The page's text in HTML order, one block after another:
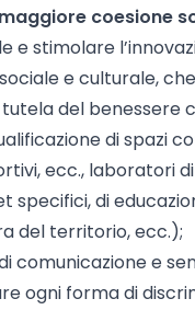
maggiore coesione
e stimolare
e culturale,
del benessere
di spazi
ecc., laboratori
specifici, di
del territorio, ecc.);
comunicazione e
ogni forma di